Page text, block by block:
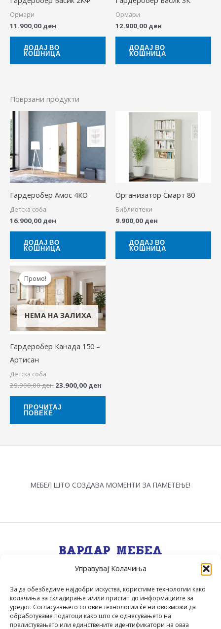
Управувај Колачиња
За да обезбедиме најдобри искуства, користиме технологии како
колачиња за складирање и/или пристап до информациите за
уредот. Согласувањето со овие технологии ќе ни овозможи да
обработуваме податоци како што се однесувањето на
прелистувањето или единствените идентификатори на оваа
Ормари
11.900,00 ден
ДОДАЈ ВО
КОШНИЦА
Ормари
12.900,00 ден
ДОДАЈ ВО
КОШНИЦА
Поврзани продукти
Гардеробер Амос 4КО
Детска соба
16.900,00 ден
ДОДАЈ ВО
КОШНИЦА
Организатор Смарт 80
Библиотеки
9.900,00 ден
ДОДАЈ ВО
КОШНИЦА
Промо!
НЕМА НА ЗАЛИХА
Промо!
Гардеробер Канада 150 –
Артисан
Детска соба
29.900,00ден
Original
price
was:
29.900,00 ден.
23.900,00 ден
Current
23.900,00 ден.
ПРОЧИТАЈ
ПОВЕЌЕ
МЕБЕЛ ШТО СОЗДАВА МОМЕНТИ ЗА ПАМЕТЕЊЕ!
Квалитет, Стил, Селекција, Сервис.